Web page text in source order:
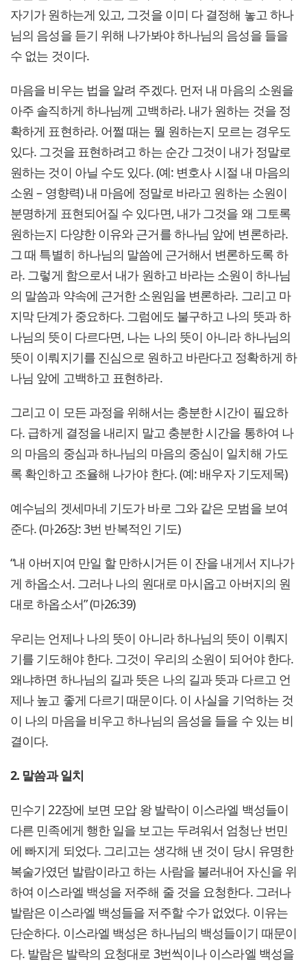
자기가 원하는게 있고, 그것을 이미 다 결정해 놓고 하나
님의 음성을 듣기 위해 나가봐야 하나님의 음성을 들을
수 없는 것이다.
마음을 비우는 법을 알려 주겠다. 먼저 내 마음의 소원을
아주 솔직하게 하나님께 고백하라. 내가 원하는 것을 정
확하게 표현하라. 어쩔 때는 뭘 원하는지 모르는 경우도
있다. 그것을 표현하려고 하는 순간 그것이 내가 정말로
원하는 것이 아닐 수도 있다. (예: 변호사 시절 내 마음의
소원 – 영향력) 내 마음에 정말로 바라고 원하는 소원이
분명하게 표현되어질 수 있다면, 내가 그것을 왜 그토록
원하는지 다양한 이유와 근거를 하나님 앞에 변론하라.
그 때 특별히 하나님의 말씀에 근거해서 변론하도록 하
라. 그렇게 함으로서 내가 원하고 바라는 소원이 하나님
의 말씀과 약속에 근거한 소원임을 변론하라. 그리고 마
지막 단계가 중요하다. 그럼에도 불구하고 나의 뜻과 하
나님의 뜻이 다르다면, 나는 나의 뜻이 아니라 하나님의
뜻이 이뤄지기를 진심으로 원하고 바란다고 정확하게 하
나님 앞에 고백하고 표현하라.
그리고 이 모든 과정을 위해서는 충분한 시간이 필요하
다. 급하게 결정을 내리지 말고 충분한 시간을 통하여 나
의 마음의 중심과 하나님의 마음의 중심이 일치해 가도
록 확인하고 조율해 나가야 한다. (예: 배우자 기도제목)
예수님의 겟세마네 기도가 바로 그와 같은 모범을 보여
준다. (마26장: 3번 반복적인 기도)
“내 아버지여 만일 할 만하시거든 이 잔을 내게서 지나가
게 하옵소서. 그러나 나의 원대로 마시옵고 아버지의 원
대로 하옵소서” (마26:39)
우리는 언제나 나의 뜻이 아니라 하나님의 뜻이 이뤄지
기를 기도해야 한다. 그것이 우리의 소원이 되어야 한다.
왜냐하면 하나님의 길과 뜻은 나의 길과 뜻과 다르고 언
제나 높고 좋게 다르기 때문이다. 이 사실을 기억하는 것
이 나의 마음을 비우고 하나님의 음성을 들을 수 있는 비
결이다.
2. 말씀과 일치
민수기 22장에 보면 모압 왕 발락이 이스라엘 백성들이
다른 민족에게 행한 일을 보고는 두려워서 엄청난 번민
에 빠지게 되었다. 그리고는 생각해 낸 것이 당시 유명한
복술가였던 발람이라고 하는 사람을 불러내어 자신을 위
하여 이스라엘 백성을 저주해 줄 것을 요청한다. 그러나
발람은 이스라엘 백성들을 저주할 수가 없었다. 이유는
단순하다. 이스라엘 백성은 하나님의 백성들이기 때문이
다. 발람은 발락의 요청대로 3번씩이나 이스라엘 백성을